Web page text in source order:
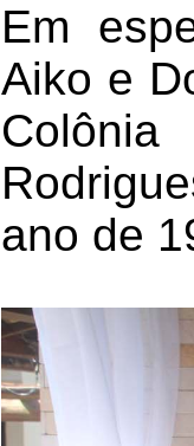
Em
Aiko e
Colônia
ano de